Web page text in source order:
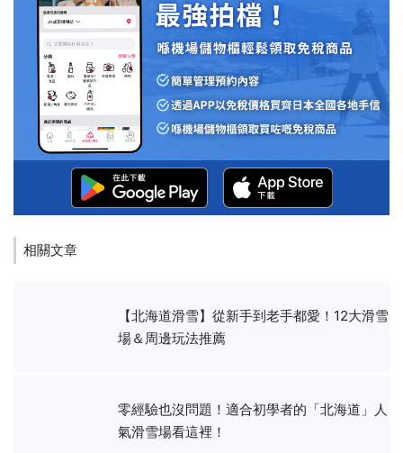
相關文章
【北海道滑雪】從新手到老手都愛！12大滑雪
場＆周邊玩法推薦
零經驗也沒問題！適合初學者的「北海道」人
氣滑雪場看這裡！